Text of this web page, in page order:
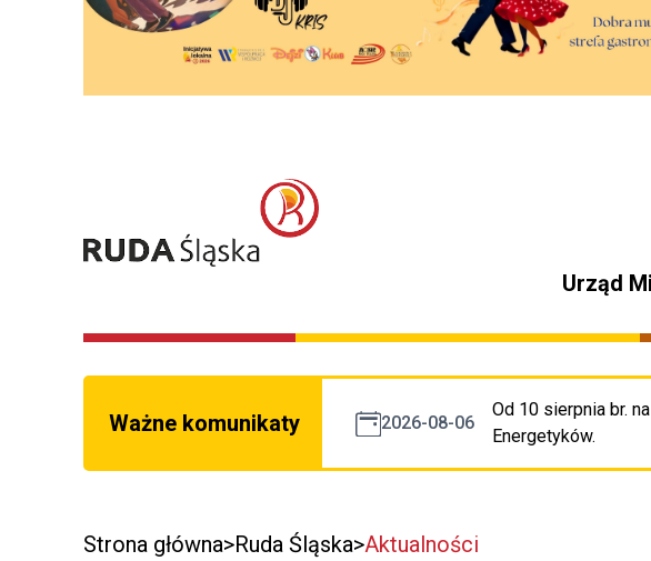
Urząd
Ważne komunikaty 2026-08-06
Od 10 sierpnia br.
Energetyków.
Strona główna Ruda Śląska Aktualności